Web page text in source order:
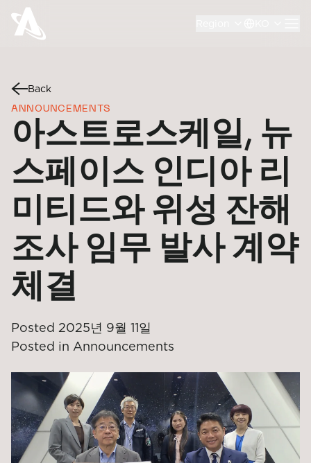
Back
ANNOUNCEMENTS
아스트로스케일, 뉴
스페이스 인디아 리
미티드와 위성 잔해
조사 임무 발사 계약
체결
Posted 2025년 9월 11일
Posted in Announcements